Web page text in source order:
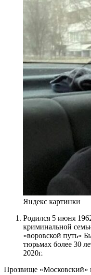
Яндекс картинки
Родился 5 июня
криминальной
«воровской путь»
тюрьмах более 30
2020г.
Прозвище «Московский»